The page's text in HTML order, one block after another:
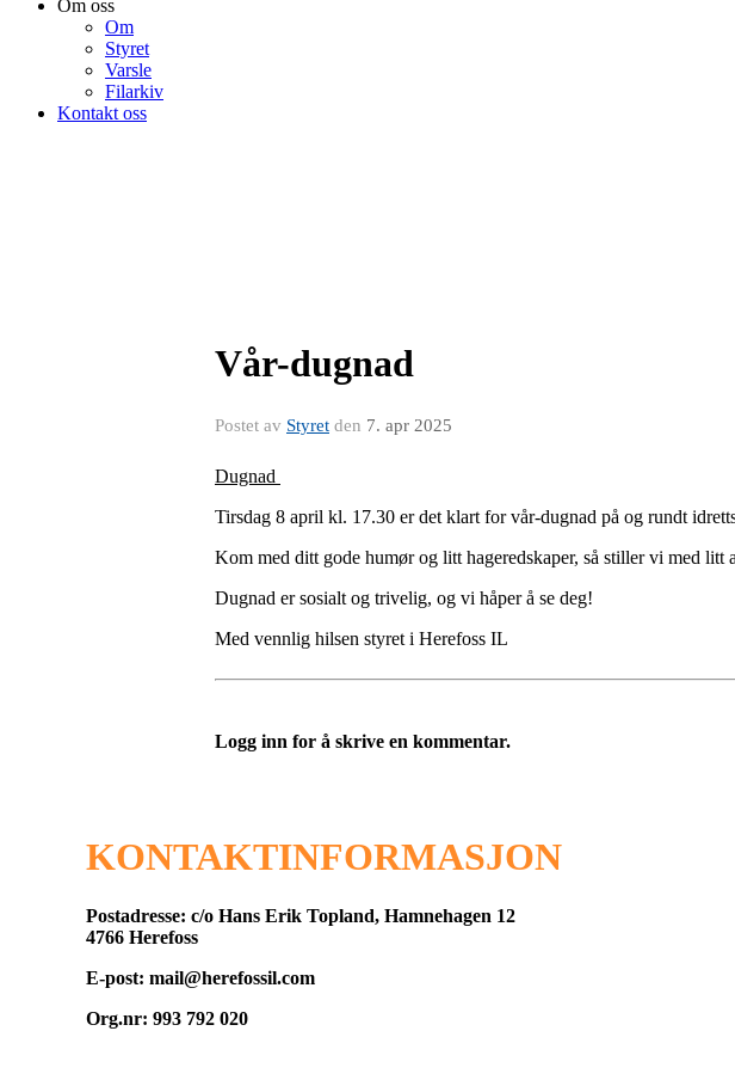
Om oss
Om
Styret
Varsle
Filarkiv
Kontakt oss
Vår-dugnad
Postet av Styret den 7. apr 2025
Dugnad
Tirsdag 8 april kl. 17.30 er det klart for vår-dugnad på og rundt
Kom med ditt gode humør og litt hageredskaper, så stiller vi med litt
Dugnad er sosialt og trivelig, og vi håper å se deg!
Med vennlig hilsen styret i Herefoss IL
Logg inn for å skrive en kommentar.
KONTAKTINFORMASJON
Postadresse: c/o Hans Erik Topland, Hamnehagen 12
4766 Herefoss
E-post: mail@herefossil.com
Org.nr: 993 792 020